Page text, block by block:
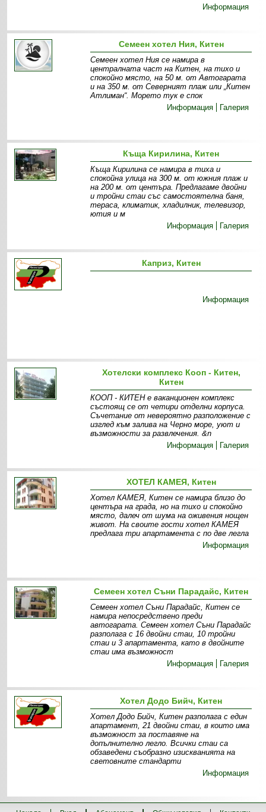
Информация
Семеен хотел Ния, Китен
Семеен хотел Ния се намира в
централната част на Китен, на тихо и
спокойно място, на 50 м. от Автогарата
и на 350 м. от Северният плаж или „Китен
Атлиман“. Морето тук е спок
Информация
Галерия
Къща Кирилина, Китен
Къща Кирилина се намира в тиха и
спокойна улица на 300 м. от южния плаж и
на 200 м. от центъра. Предлагаме двойни
и тройни стаи със самостоятелна баня,
тераса, климатик, хладилник, телевизор,
ютия и м
Информация
Галерия
Каприз, Китен
Информация
Хотелски комплекс Кооп - Китен,
Китен
КООП - КИТЕН е ваканционен комплекс
състоящ се от четири отделни корпуса.
Съчетание от невероятно разположение с
изглед към залива на Черно море, уют и
възможности за развлечения. &n
Информация
Галерия
ХОТЕЛ КАМЕЯ, Китен
Хотел КАМЕЯ, Китен се намира близо до
центъра на града, но на тихо и спокойно
място, далеч от шума на оживения нощен
живот. На своите гости хотел КАМЕЯ
предлага три апартамента с по две легла
Информация
Семеен хотел Съни Парадайс, Китен
Семеен хотел Съни Парадайс, Китен се
намира непосредствено преди
автогарата. Семеен хотел Съни Парадайс
разполага с 16 двойни стаи, 10 тройни
стаи и 3 апартамента, като в двойните
стаи има възможност
Информация
Галерия
Хотел Додо Бийч, Китен
Хотел Додо Бийч, Китен разполага с един
апартамент, 21 двойни стаи, в които има
възможност за поставяне на
допълнително легло. Всички стаи са
обзаведени съобразно изискванията на
световните стандарти
Информация